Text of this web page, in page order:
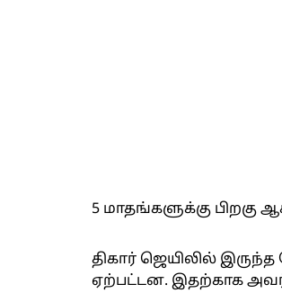
5 மாதங்களுக்கு பிறகு
திகார் ஜெயிலில்
ஏற்பட்டன. இதற்காக